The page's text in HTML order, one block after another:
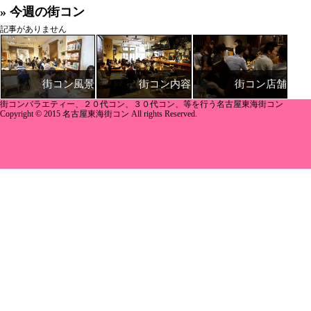
» 今週の街コン
記事がありません
街コン風景 街コン内容 街コン店舗
街コンバラエティー、２０代コン、３０代コン、等を行う名古屋東海街コン
Copyright © 2015 名古屋東海街コン All rights Reserved.